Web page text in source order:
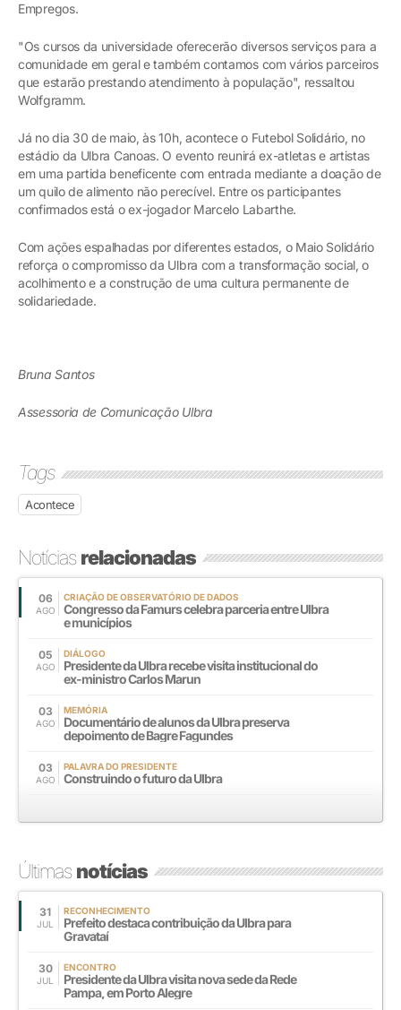
Empregos.
"Os cursos da universidade oferecerão diversos serviços para a
comunidade em geral e também contamos com vários parceiros
que estarão prestando atendimento à população", ressaltou
Wolfgramm.
Já no dia 30 de maio, às 10h, acontece o Futebol Solidário, no
estádio da Ulbra Canoas. O evento reunirá ex-atletas e artistas
em uma partida beneficente com entrada mediante a doação de
um quilo de alimento não perecível. Entre os participantes
confirmados está o ex-jogador Marcelo Labarthe.
Com ações espalhadas por diferentes estados, o Maio Solidário
reforça o compromisso da Ulbra com a transformação social, o
acolhimento e a construção de uma cultura permanente de
solidariedade.
Bruna Santos
Assessoria de Comunicação Ulbra
Tags
Acontece
Notíciasrelacionadas
06
AGO
CRIAÇÃO DE OBSERVATÓRIO DE DADOS
Congresso da Famurs celebra parceria entre Ulbra
e municípios
05
AGO
DIÁLOGO
Presidente da Ulbra recebe visita institucional do
ex-ministro Carlos Marun
03
AGO
MEMÓRIA
Documentário de alunos da Ulbra preserva
depoimento de Bagre Fagundes
03
AGO
PALAVRA DO PRESIDENTE
Construindo o futuro da Ulbra
Últimasnotícias
31
JUL
RECONHECIMENTO
Prefeito destaca contribuição da Ulbra para
Gravataí
30
JUL
ENCONTRO
Presidente da Ulbra visita nova sede da Rede
Pampa, em Porto Alegre